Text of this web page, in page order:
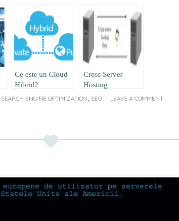
Ce este un Cloud
Hibrid?
Cross Server
Hosting
SEARCH ENGINE OPTIMIZATION, SEO LEAVE A COMMENT